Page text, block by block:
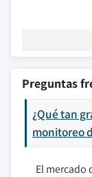
Preguntas
¿Qué tan
monitoreo
El mercado